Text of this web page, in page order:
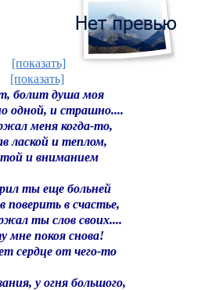
[показать]
[показать]
болит душа моя
одной, и страшно....
меня когда-то,
лаской и теплом,
и вниманием
ты еще больней
поверить в счастье,
ты слов своих....
мне покоя снова!
сердце от чего-то
у огня большого,